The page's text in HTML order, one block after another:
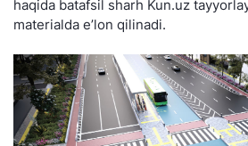
haqida batafsil sharh Kun.uz
materialda e’lon qilinadi.